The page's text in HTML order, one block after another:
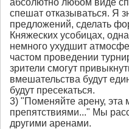
абсолютно любом виде
спешат отказываться. Я
предложений, сделать
Княжеских усобицах,
немного ухудшит
частом проведении
зрители смогут
вмешательства будут
будут пресекаться.
3) "Поменяйте арену, эта
препятствиями..." Мы
другими аренами.